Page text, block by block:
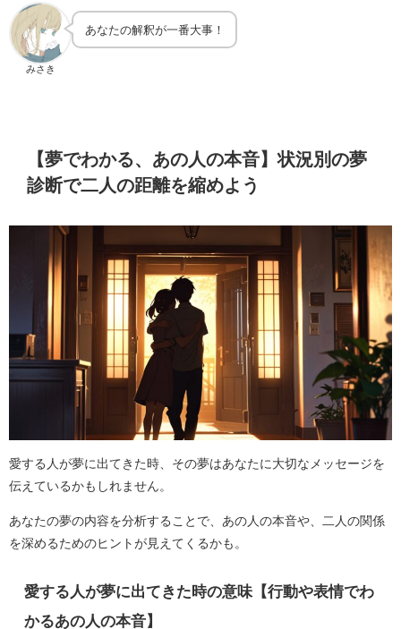
みさき
あなたの解釈が一番大事！
【夢でわかる、あの人の本音】状況別の夢
診断で二人の距離を縮めよう
愛する人が夢に出てきた時、その夢はあなたに大切なメッセージを
伝えているかもしれません。
あなたの夢の内容を分析することで、あの人の本音や、二人の関係
を深めるためのヒントが見えてくるかも。
愛する人が夢に出てきた時の意味【行動や表情でわ
かるあの人の本音】